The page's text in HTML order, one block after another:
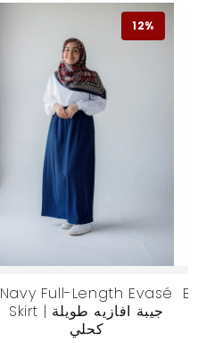
12%
Navy Full-Length Evasé
Skirt | جيبة افازيه طويلة
كحلي